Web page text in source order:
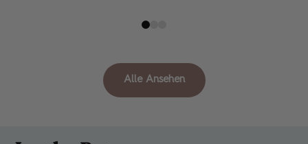
Alle Ansehen